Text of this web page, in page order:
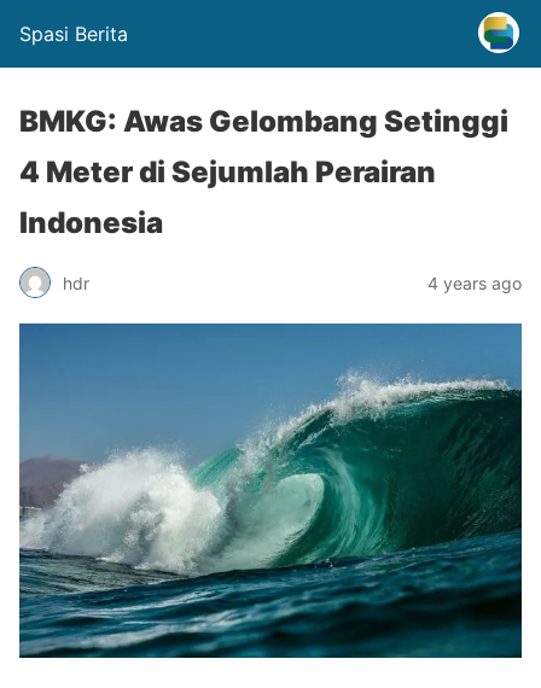
Spasi Berita
BMKG: Awas Gelombang Setinggi
4 Meter di Sejumlah Perairan
Indonesia
hdr 4 years ago